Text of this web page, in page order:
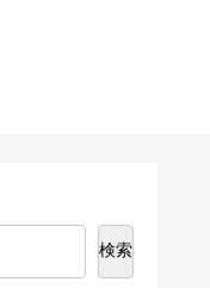
検索